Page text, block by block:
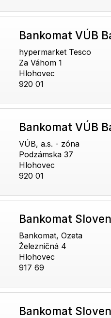
Bankomat VÚB
hypermarket Tesco
Za Váhom 1
Hlohovec
920 01
Bankomat VÚB
VÚB, a.s. - zóna
Podzámska 37
Hlohovec
920 01
Bankomat
Bankomat, Ozeta
Železničná 4
Hlohovec
917 69
Bankomat